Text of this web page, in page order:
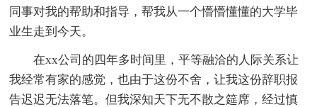
同事对我的帮助和指导，帮我从一个懵懵懂懂的大学毕
业生走到今天。
在xx公司的四年多时间里，平等融洽的人际关系让
我经常有家的感觉，也由于这份不舍，让我这份辞职报
告迟迟无法落笔。但我深知天下无不散之筵席，经过慎